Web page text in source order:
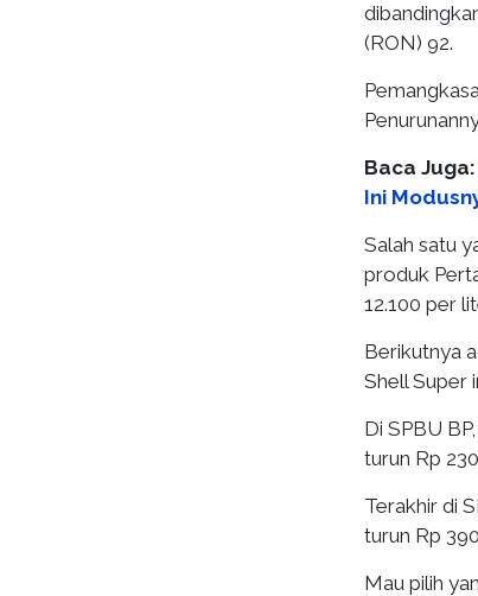
(RON) 92.
Baca Juga:
Ini
Salah satu
produk
12.100 per
Berikutnya
Shell Super
Di SPBU
turun Rp
Terakhir di
turun Rp
Mau pilih